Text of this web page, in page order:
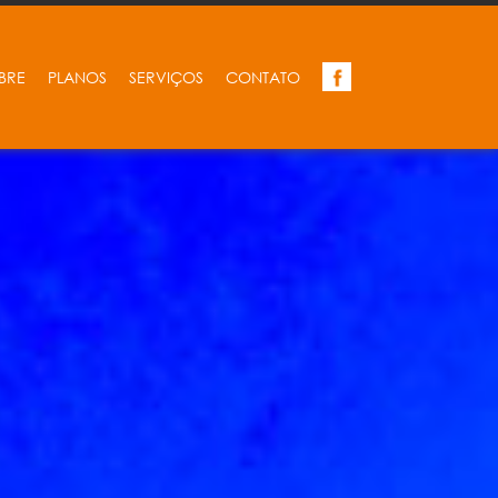
PLANOS SERVIÇOS CONTATO